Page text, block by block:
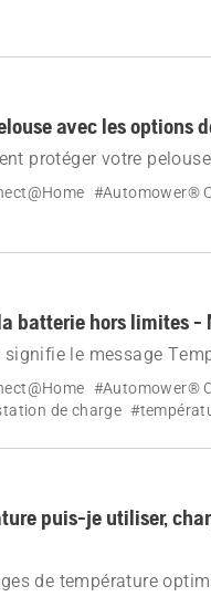
avec les options
protéger votre
de routine
de configuration.
#Automower®
batterie hors limites -
signifie le message
#Automower®
de charge
puis-je utiliser,
de température